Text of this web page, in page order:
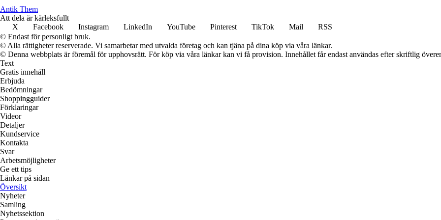
Antik Them
Att dela är kärleksfullt
X
Facebook Instagram LinkedIn YouTube Pinterest TikTok Mail
RSS
© Endast för personligt bruk.
© Alla rättigheter reserverade. Vi samarbetar med utvalda företag och kan tjäna på dina köp via våra länkar.
© Denna webbplats är föremål för upphovsrätt. För köp via våra länkar kan vi få provision. Innehållet får endast användas efter skriftlig
Text
Gratis innehåll
Erbjuda
Bedömningar
Shoppingguider
Förklaringar
Videor
Detaljer
Kundservice
Kontakta
Svar
Arbetsmöjligheter
Ge ett tips
Länkar på sidan
Översikt
Nyheter
Samling
Nyhetssektion